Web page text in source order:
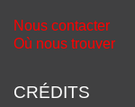
Nous contacter
Où nous trouver
CRÉDITS